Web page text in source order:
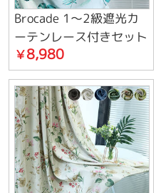
Brocade 1～2級遮光カ
ーテンレース付きセット
￥8,980